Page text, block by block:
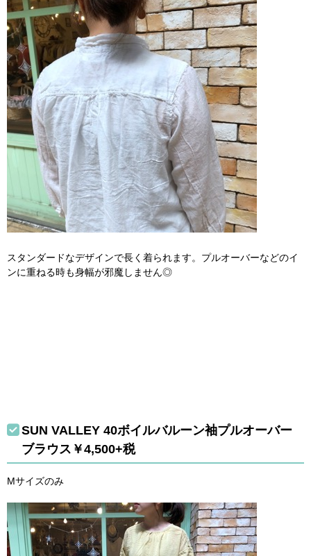
スタンダードなデザインで長く着られます。プルオーバーなどのイ
ンに重ねる時も身幅が邪魔しません◎
SUN VALLEY 40ボイルバルーン袖プルオーバー
ブラウス￥4,500+税
Mサイズのみ